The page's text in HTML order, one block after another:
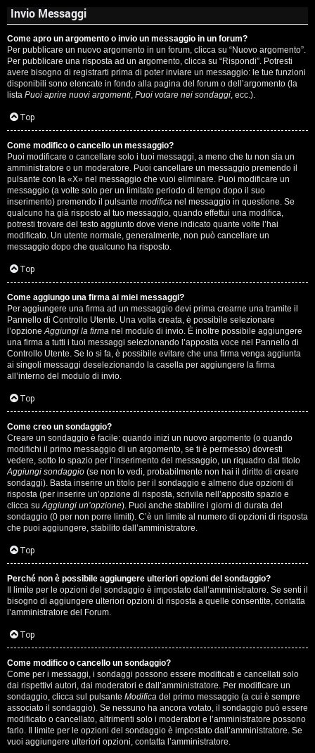
Invio Messaggi
Come apro un argomento o invio un messaggio in un forum?
Per pubblicare un nuovo argomento in un forum, clicca su “Nuovo argomento”.
Per pubblicare una risposta ad un argomento, clicca su “Rispondi”. Potresti
avere bisogno di registrarti prima di poter inviare un messaggio: le tue funzioni
disponibili sono elencate in fondo alla pagina del forum o dell’argomento (la
lista Puoi aprire nuovi argomenti, Puoi votare nei sondaggi, ecc.).
Top
Come modifico o cancello un messaggio?
Puoi modificare o cancellare solo i tuoi messaggi, a meno che tu non sia un
amministratore o un moderatore. Puoi cancellare un messaggio premendo il
pulsante con la «X» nel messaggio che vuoi eliminare. Puoi modificare un
messaggio (a volte solo per un limitato periodo di tempo dopo il suo
inserimento) premendo il pulsante modifica nel messaggio in questione. Se
qualcuno ha già risposto al tuo messaggio, quando effettui una modifica,
potresti trovare del testo aggiunto dove viene indicato quante volte l’hai
modificato. Un utente normale, generalmente, non può cancellare un
messaggio dopo che qualcuno ha risposto.
Top
Come aggiungo una firma ai miei messaggi?
Per aggiungere una firma ad un messaggio devi prima crearne una tramite il
Pannello di Controllo Utente. Una volta creata, è possibile selezionare
l’opzioneAggiungi la firma nel modulo di invio. È inoltre possibile aggiungere
una firma a tutti i tuoi messaggi selezionando l’apposita voce nel Pannello di
Controllo Utente. Se lo si fa, è possibile evitare che una firma venga aggiunta
ai singoli messaggi deselezionando la casella per aggiungere la firma
all’interno del modulo di invio.
Top
Come creo un sondaggio?
Creare un sondaggio è facile: quando inizi un nuovo argomento (o quando
modifichi il primo messaggio di un argomento, se ti è permesso) dovresti
vedere, sotto lo spazio per l’inserimento del messaggio, un riquadro dal titolo
Aggiungi sondaggio (se non lo vedi, probabilmente non hai il diritto di creare
sondaggi). Basta inserire un titolo per il sondaggio e almeno due opzioni di
risposta (per inserire un’opzione di risposta, scrivila nell’apposito spazio e
clicca suAggiungi un’opzione). Puoi anche stabilire i giorni di durata del
sondaggio (0 per non porre limiti). C’è un limite al numero di opzioni di risposta
che puoi aggiungere, stabilito dall’amministratore.
Top
Perché non è possibile aggiungere ulteriori opzioni del sondaggio?
Il limite per le opzioni del sondaggio è impostato dall’amministratore. Se senti il
bisogno di aggiungere ulteriori opzioni di risposta a quelle consentite, contatta
l’amministratore del Forum.
Top
Come modifico o cancello un sondaggio?
Come per i messaggi, i sondaggi possono essere modificati e cancellati solo
dai rispettivi autori, dai moderatori e dall’amministratore. Per modificare un
sondaggio, clicca sul pulsante Modifica del primo messaggio (a cui è sempre
associato il sondaggio). Se nessuno ha ancora votato, il sondaggio può essere
modificato o cancellato, altrimenti solo i moderatori e l’amministratore possono
farlo. Il limite per le opzioni del sondaggio è impostato dall’amministratore. Se
vuoi aggiungere ulteriori opzioni, contatta l’amministratore.
P
e
r
c
o
r
s
i
M
u
s
i
c
a
l
i
d
i
G
i
g
i
D
'
A
g
o
s
t
i
n